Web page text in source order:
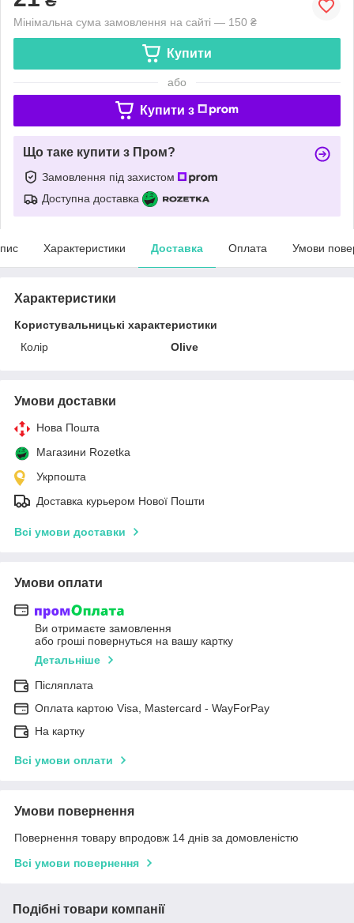
Мінімальна сума замовлення на сайті — 150 ₴
Купити
або
Купити з
Що таке купити з Пром?
Замовлення під захистом
Доступна доставка
Характеристики Доставка Оплата Умови
Характеристики
Користувальницькі характеристики
Колір
Olive
Умови доставки
Нова Пошта
Магазини Rozetka
Укрпошта
Доставка курьером Нової Пошти
Всі умови доставки
Умови оплати
Ви отримаєте замовлення
або гроші повернуться на вашу картку
Детальніше
Післяплата
Оплата картою Visa, Mastercard - WayForPay
На картку
Всі умови оплати
Умови повернення
Повернення товару впродовж 14 днів за домовленістю
Всі умови повернення
Подібні товари компанії